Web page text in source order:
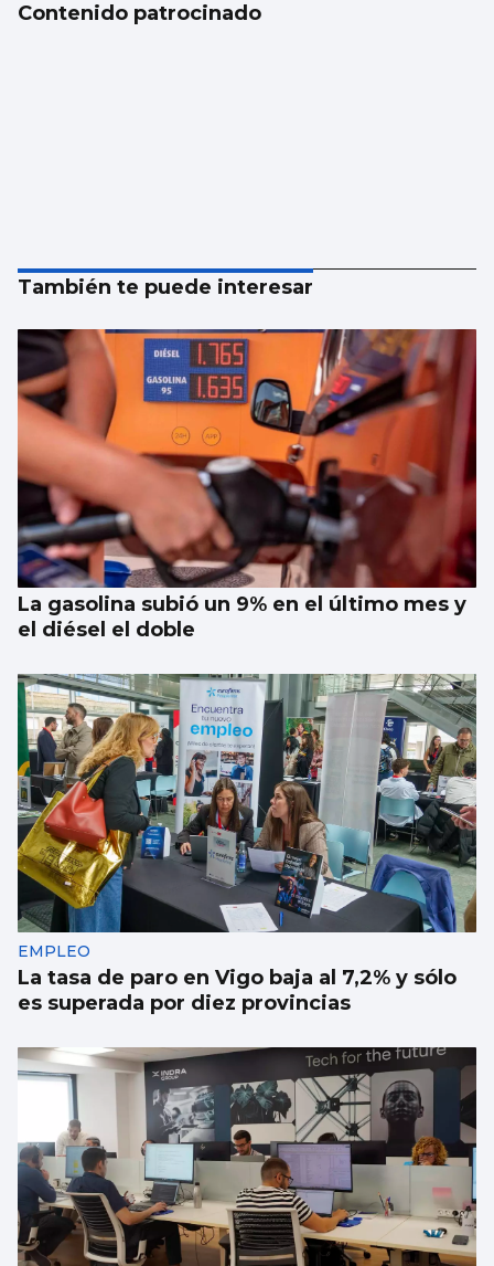
Contenido patrocinado
También te puede interesar
La gasolina subió un 9% en el último mes y
el diésel el doble
EMPLEO
La tasa de paro en Vigo baja al 7,2% y sólo
es superada por diez provincias